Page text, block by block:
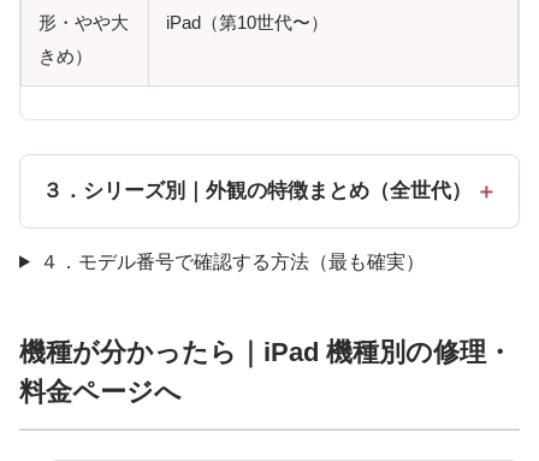
形・やや大
きめ）
iPad（第10世代〜）
３．シリーズ別｜外観の特徴まとめ（全世代）
４．モデル番号で確認する方法（最も確実）
機種が分かったら｜iPad 機種別の修理・
料金ページへ